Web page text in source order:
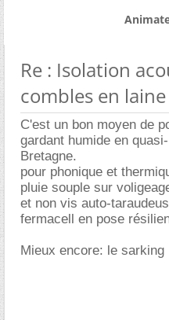
Re : Isolation
combles en
C'est un bon moyen de
gardant humide en
Bretagne.
pour phonique et
pluie souple sur
et non vis auto-
fermacell en pose
Mieux encore: le sarking